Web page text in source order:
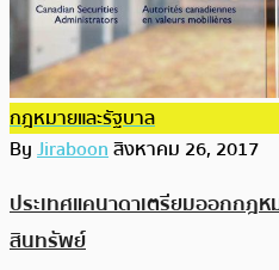
กฎหมายและรัฐบาล
ByJiraboonสิงหาคม 26, 2017
ประเทศแคนาดาเตรียมออกกฎ
สินทรัพย์